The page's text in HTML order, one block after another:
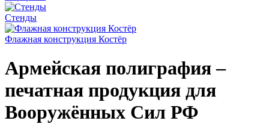
Стенды
Флажная конструкция Костёр
Армейская полиграфия –
печатная продукция для
Вооружённых Сил РФ